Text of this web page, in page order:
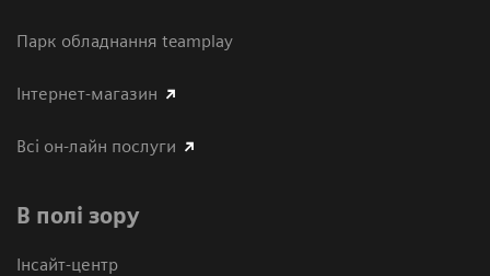
Парк обладнання teamplay
Інтернет-магазин
Всі он-лайн послуги
В полі зору
Інсайт-центр